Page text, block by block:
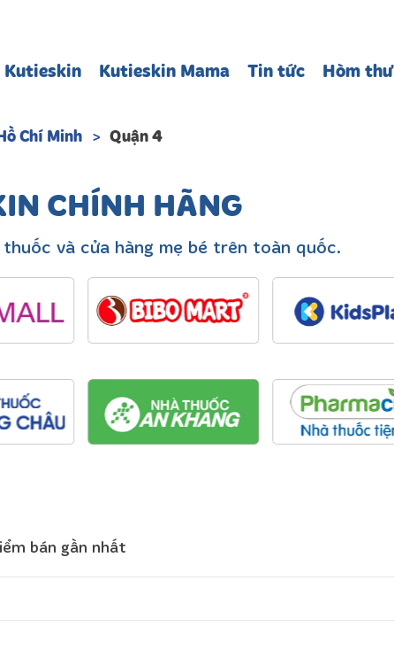
Kutieskin Kutieskin Mama Tin tức Hòm thư
Chí Minh Quận 4
CHÍNH HÃNG
và cửa hàng mẹ bé trên toàn quốc.
bán gần nhất